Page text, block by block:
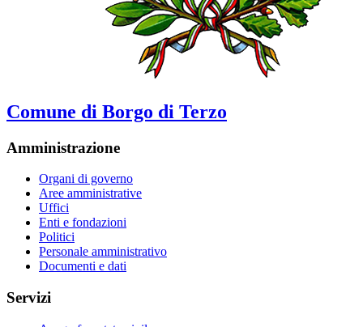
Comune di Borgo di Terzo
Amministrazione
Organi di governo
Aree amministrative
Uffici
Enti e fondazioni
Politici
Personale amministrativo
Documenti e dati
Servizi